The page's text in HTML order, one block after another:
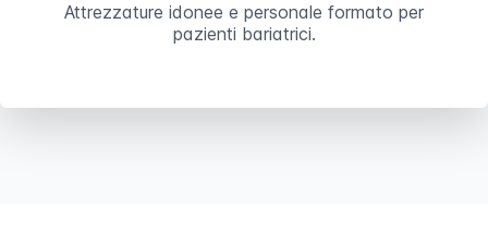
Attrezzature idonee e personale formato per
pazienti bariatrici.